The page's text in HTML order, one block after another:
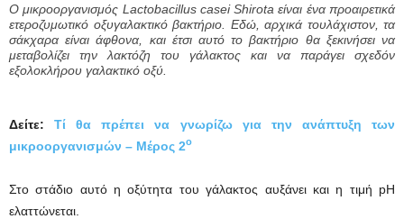
Ο μικροοργανισμός Lactobacillus casei Shirota είναι ένα προαιρετικά
ετεροζυμωτικό οξυγαλακτικό βακτήριο. Εδώ, αρχικά τουλάχιστον, τα
σάκχαρα είναι άφθονα, και έτσι αυτό το βακτήριο θα ξεκινήσει να
μεταβολίζει την λακτόζη του γάλακτος και να παράγει σχεδόν
εξολοκλήρου γαλακτικό οξύ.
Δείτε:Τί θα πρέπει να γνωρίζω για την ανάπτυξη των
μικροοργανισμών – Μέρος 2ο
Στο στάδιο αυτό η οξύτητα του γάλακτος αυξάνει και η τιμή pH
ελαττώνεται.